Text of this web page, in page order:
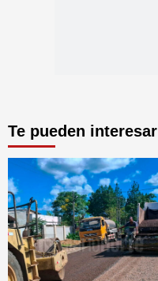
Te pueden interesar